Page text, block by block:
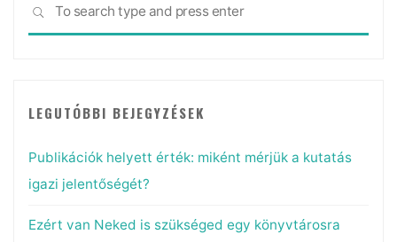
SEARCH
LEGUTÓBBI BEJEGYZÉSEK
Publikációk helyett érték: miként mérjük a kutatás
igazi jelentőségét?
Ezért van Neked is szükséged egy könyvtárosra